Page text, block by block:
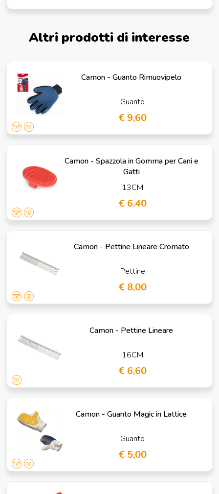
Altri prodotti di interesse
Camon - Guanto Rimuovipelo
Guanto
€ 9,60
Camon - Spazzola in Gomma per Cani e
Gatti
13CM
€ 6,40
Camon - Pettine Lineare Cromato
Pettine
€ 8,00
Camon - Pettine Lineare
16CM
€ 6,60
Camon - Guanto Magic in Lattice
Guanto
€ 5,00